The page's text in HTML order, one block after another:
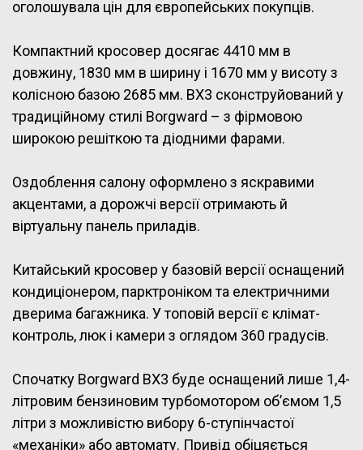
оголошувала цін для європейських покупців.
Компактний кросовер досягає 4410 мм в
довжину, 1830 мм в ширину і 1670 мм у висоту з
колісною базою 2685 мм. BX3 сконструйований у
традиційному стилі Borgward – з фірмовою
широкою решіткою та діодними фарами.
Оздоблення салону оформлено з яскравими
акцентами, а дорожчі версії отримають й
віртуальну панель приладів.
Китайський кросовер у базовій версії оснащений
кондиціонером, парктроніком та електричними
дверима багажника. У топовій версії є клімат-
контроль, люк і камери з оглядом 360 градусів.
Спочатку Borgward BX3 буде оснащений лише 1,4-
літровим бензиновим турбомотором об’ємом 1,5
літри з можливістю вибору 6-ступінчастої
«механіки» або автомату. Привід обіцяється